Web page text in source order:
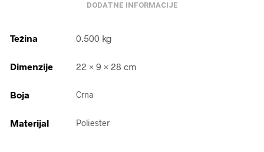
DODATNE INFORMACIJE
Težina 0.500 kg
Dimenzije 22 × 9 × 28 cm
Boja Crna
Materijal Poliester